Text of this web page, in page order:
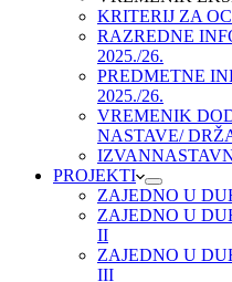
KRITERIJ ZA
RAZREDNE
2025./26.
PREDMETNE
2025./26.
VREMENIK
NASTAVE/
PROJEKTI
ZAJEDNO U
ZAJEDNO U
II
ZAJEDNO U
III